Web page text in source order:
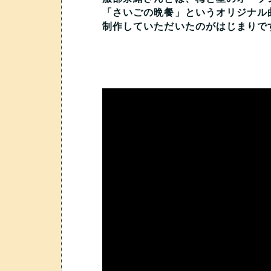
「さいごの晩餐」というオリジナル
制作していただいたのがはじまりで